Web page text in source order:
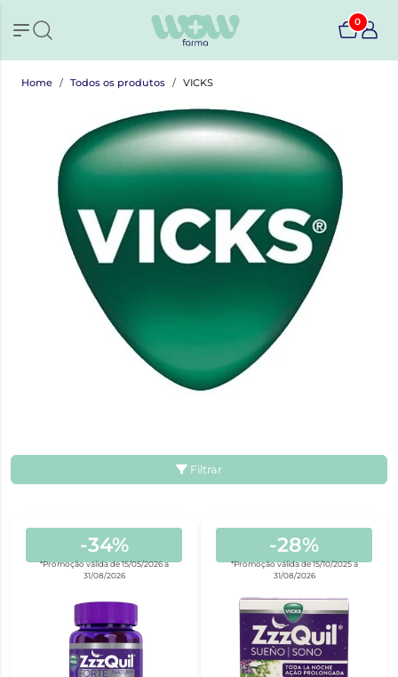
0
Home Todos os produtos VICKS
Filtrar
-34%
*Promoção válida de 15/05/2026 a
31/08/2026
-28%
*Promoção válida de 15/10/2025 a
31/08/2026